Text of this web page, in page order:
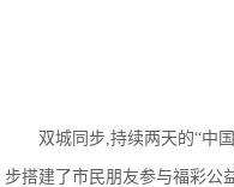
双城同步,持续两天的“中
步搭建了市民朋友参与福彩公